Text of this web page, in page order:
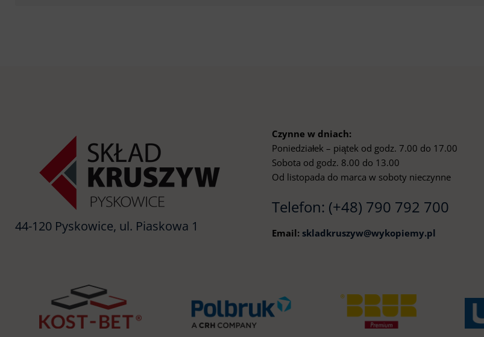
44-120 Pyskowice, ul. Piaskowa 1
Czynne w dniach:
Poniedziałek – piątek od godz. 7.00 do 17.00
Sobota od godz. 8.00 do 13.00
Od listopada do marca w soboty nieczynne
Telefon: (+48) 790 792 700
Email:skladkruszyw@wykopiemy.pl